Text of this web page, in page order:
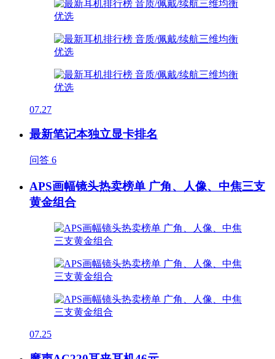
07.27
最新笔记本独立显卡排名
问答 6
APS画幅镜头热卖榜单 广角、人像、中焦三支
黄金组合
07.25